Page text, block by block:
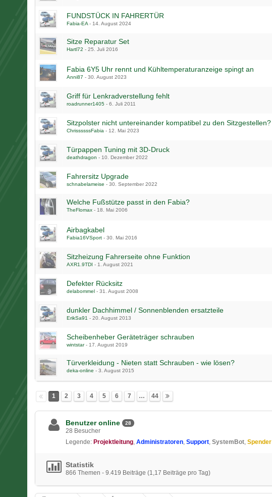
FUNDSTÜCK IN FAHRERTÜR
Fabia-EA- 14. August 2024
Sitze Reparatur Set
Hartl72 - 25. Juli 2016
Fabia 6Y5 Uhr rennt und Kühltemperaturanzeige spingt an
Anni87 - 30. August 2023
Griff für Lenkradverstellung fehlt
roadrunner1405- 6. Juli 2011
Sitzpolster nicht untereinander kompatibel zu den Sitzgestellen?
ChrissssssFabia - 12. Mai 2023
Türpappen Tuning mit 3D-Druck
deathdragon - 10. Dezember 2022
Fahrersitz Upgrade
schnabelameise - 30. September 2022
Welche Fußstütze passt in den Fabia?
TheFlomax- 18. Mai 2006
Airbagkabel
Fabia16VSport- 30. Mai 2016
Sitzheizung Fahrerseite ohne Funktion
AXR1.9TDI - 1. August 2021
Defekter Rücksitz
delabommel- 31. August 2008
dunkler Dachhimmel / Sonnenblenden ersatzteile
ErikSa91 - 20. August 2013
Scheibenheber Geräteträger schrauben
wintstar- 17. August 2019
Türverkleidung - Nieten statt Schrauben - wie lösen?
deka-online - 3. August 2015
1 2 3 4 5 6 7 … 44
Benutzer online 28
28 Besucher
Legende: Projektleitung Administratoren Support SystemBot Spender
Statistik
866 Themen - 9.419 Beiträge (1,17 Beiträge pro Tag)